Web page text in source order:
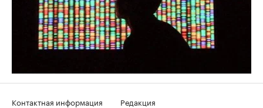
Контактная информация
Редакция